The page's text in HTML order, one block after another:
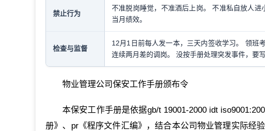
禁止行为
不准脱岗睡觉，不准酒后上岗。 不准私自放人
当月绩效。
检查与监督
12月1日前每人发一本，三天内签收学习。 领班
连续两月差的调岗。 没按手册处理突发事件，要写
物业管理公司保安工作手册颁布令
本保安工作手册是依据gb/t 19001-2000 idt
册》、pr《程序文件汇编》，结合本公司物业管理实际经